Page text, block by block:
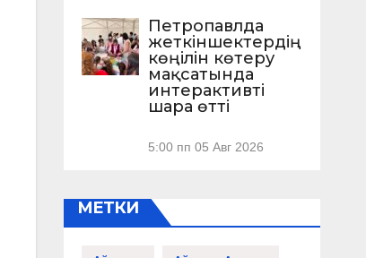
Петропавлда
жеткіншектердің
көңілін көтеру
мақсатында
интерактивті
шара өтті
5:00 пп 05 Авг 2026
МЕТКИ